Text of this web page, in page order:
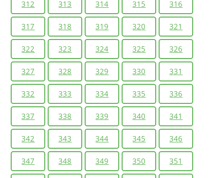
312 313 314 315 316
317 318 319 320 321
322 323 324 325 326
327 328 329 330 331
332 333 334 335 336
337 338 339 340 341
342 343 344 345 346
347 348 349 350 351